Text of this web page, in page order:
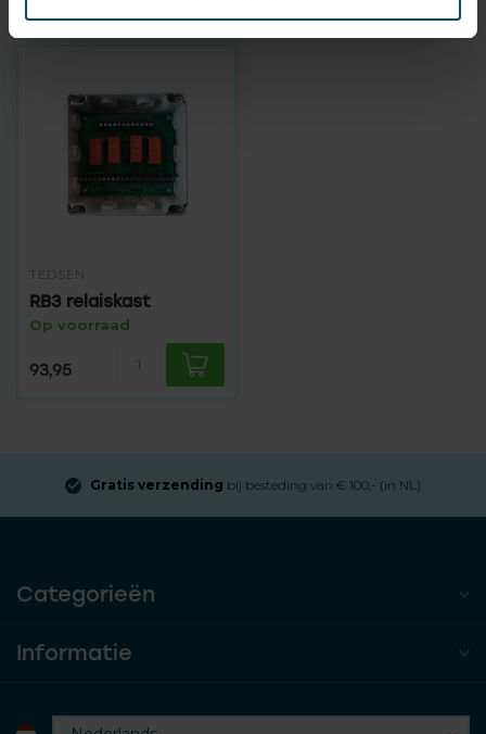
Recent bekeken
TEDSEN
RB3 relaiskast
Op voorraad
93,95
Gratis verzending bij besteding van € 100,- (in NL)
Categorieën
Informatie